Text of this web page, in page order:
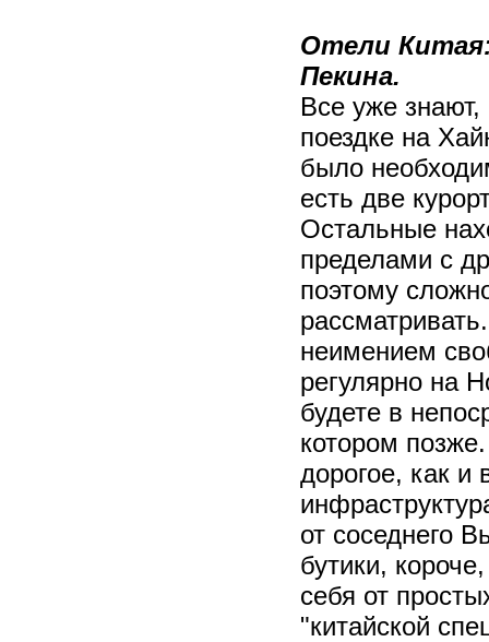
Отели
Пекина.
Все уже знают,
поездке на
было
есть две
Остальные
пределами с
поэтому
неимением
регулярно на
будете в
котором
дорогое, как и
от соседнего
бутики,
себя от
"китайской